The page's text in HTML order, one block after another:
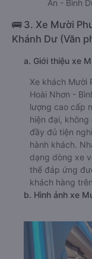
An - Bình
🚌 3. Xe Mười
Khánh Dư (Văn
a. Giới thiệu xe
Xe khách Mười
Hoài Nhơn -
lượng cao cấp
hiện đại,
đầy đủ tiện
hành khách.
dạng dòng xe
thể đáp ứng
khách hàng
b. Hình ảnh xe